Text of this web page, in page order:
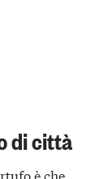
di città
è che,